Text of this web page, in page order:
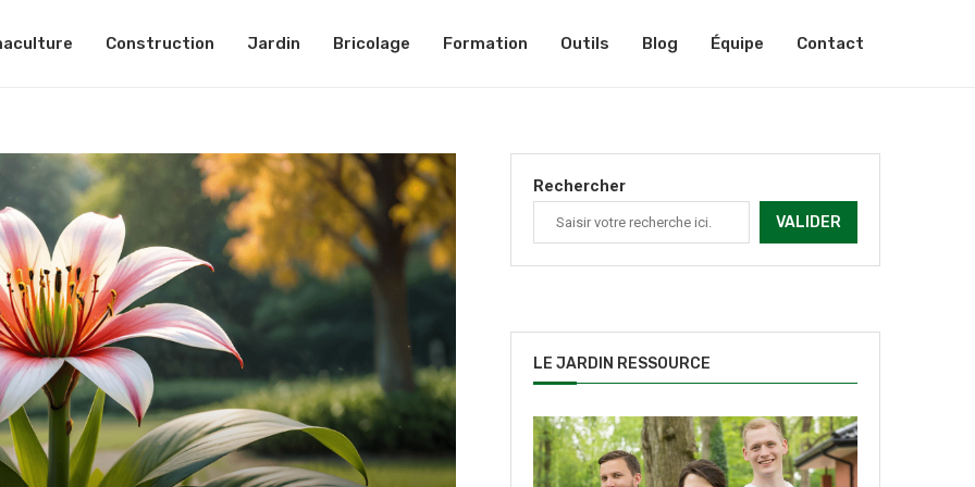
Construction Jardin Bricolage Formation Outils Blog Équipe Contact
Rechercher
VALIDER
LE JARDIN RESSOURCE